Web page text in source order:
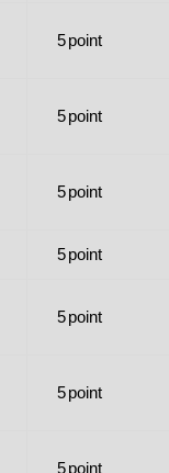
5point
5point
5point
5point
5point
5point
5point